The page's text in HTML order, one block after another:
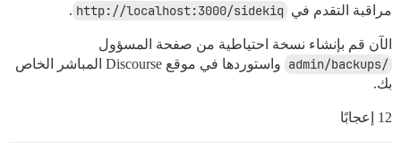
مراقبة التقدم في http://localhost:3000/sidekiq
.
الآن قم بإنشاء نسخة احتياطية من صفحة المسؤول
/admin/backups
واستوردها في موقع Discourse المباشر الخاص
بك.
12 إعجابًا